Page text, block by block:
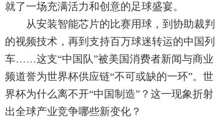
就了一场充满活力和创意的足球盛宴。
从安装智能芯片的比赛用球，到协助裁判
的视频技术，再到支持百万球迷转运的中国列
车……这支“中国队”被美国消费者新闻与商业
频道誉为世界杯供应链“不可或缺的一环”。世
界杯为什么离不开“中国制造”？这一现象折射
出全球产业竞争哪些新变化？